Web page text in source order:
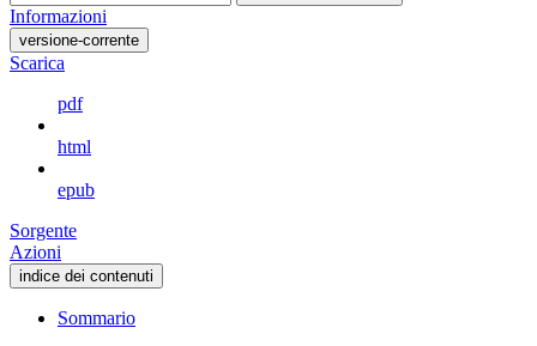
Informazioni
versione-corrente
Scarica
pdf
html
epub
Sorgente
Azioni
indice dei contenuti
Sommario